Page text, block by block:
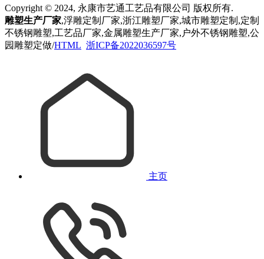
Copyright © 2024, 永康市艺通工艺品有限公司 版权所有.
雕塑生产厂家,浮雕定制厂家,浙江雕塑厂家,城市雕塑定制,定制
不锈钢雕塑,工艺品厂家,金属雕塑生产厂家,户外不锈钢雕塑,公
园雕塑定做/HTML 浙ICP备2022036597号
主页